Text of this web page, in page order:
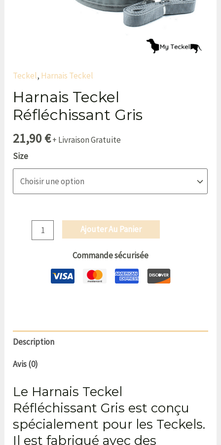
Teckel, Harnais Teckel
Harnais Teckel
Réfléchissant Gris
21,90€+ Livraison Gratuite
Size
Ajouter Au Panier
Commande sécurisée
Description
Avis (0)
Le Harnais Teckel
Réfléchissant Gris est conçu
spécialement pour les Teckels.
Il est fabriqué avec des